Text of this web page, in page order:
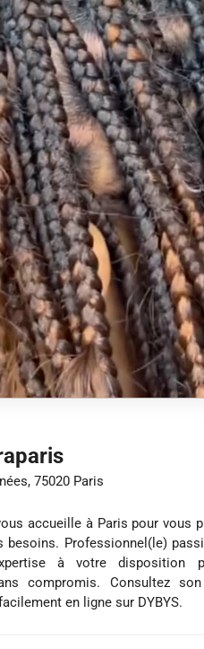
75020 Paris
accueille à Paris pour vous
besoins. Professionnel(le)
à votre disposition
compromis. Consultez
en ligne sur DYBYS.